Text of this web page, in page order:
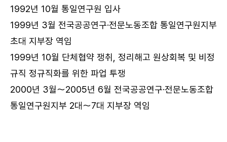
1992년 10월 통일연구원 입사
1999년 3월 전국공공연구·전문노동조합 통일연구원지부
초대 지부장 역임
1999년 10월 단체협약 쟁취, 정리해고 원상회복 및 비정
규직 정규직화를 위한 파업 투쟁
2000년 3월～2005년 6월 전국공공연구·전문노동조합
통일연구원지부 2대～7대 지부장 역임